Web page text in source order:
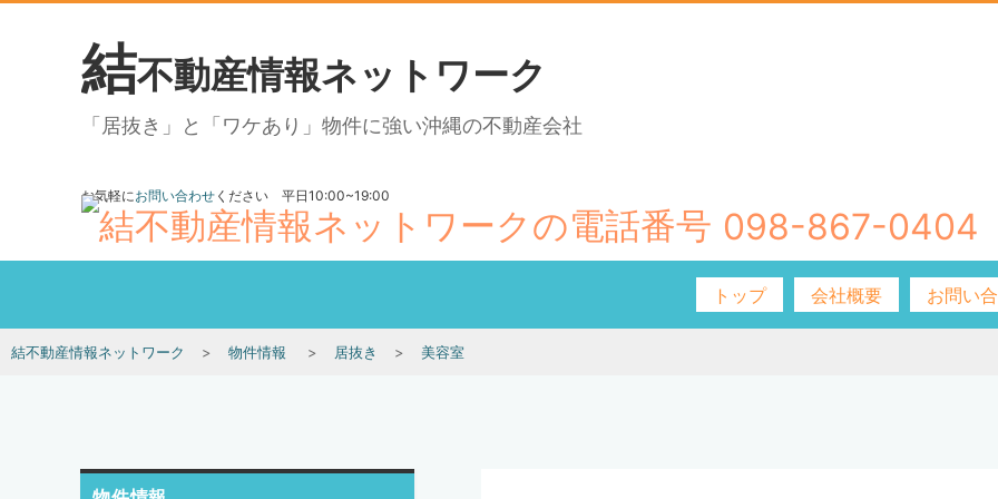
結不動産情報ネットワーク
「居抜き」と「ワケあり」物件に強い沖縄の不動産会社
お気軽にお問い合わせ ください 平日10:00~19:00
098-867-0404
トップ 会社概要 お問い
結不動産情報ネットワーク 物件情報 居抜き 美容室